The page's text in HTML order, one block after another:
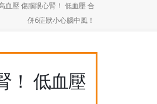
血壓 傷腦眼心腎！ 低血壓 合
併6症狀小心腦中風！
！ 低血壓